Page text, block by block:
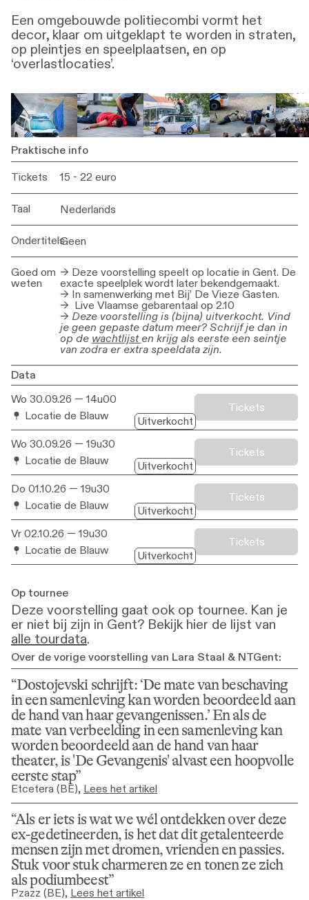
Een omgebouwde politiecombi vormt het
decor, klaar om uitgeklapt te worden in straten,
op pleintjes en speelplaatsen, en op
‘overlastlocaties’.
Praktische info
Tickets 15 - 22 euro
Taal Nederlands
OndertitelsGeen
Goed om
weten
→ Deze voorstelling speelt op locatie in Gent. De
exacte speelplek wordt later bekendgemaakt.
→ In samenwerking met Bij’ De Vieze Gasten.
→ Live Vlaamse gebarentaal op 2.10
→ Deze voorstelling is (bijna) uitverkocht. Vind
je geen gepaste datum meer? Schrijf je dan in
op de wachtlijst en krijg als eerste een seintje
van zodra er extra speeldata zijn.
Data
Wo 30.09.26 — 14u00
Locatie de Blauw
Uitverkocht
Tickets
Wo 30.09.26 — 19u30
Locatie de Blauw
Uitverkocht
Tickets
Do 01.10.26 — 19u30
Locatie de Blauw
Uitverkocht
Tickets
Vr 02.10.26 — 19u30
Locatie de Blauw
Uitverkocht
Tickets
Op tournee
Deze voorstelling gaat ook op tournee. Kan je
er niet bij zijn in Gent? Bekijk hier de lijst van
alle tourdata.
Over de vorige voorstelling van Lara Staal & NTGent:
Dostojevski schrijft: ‘De mate van beschaving
in een samenleving kan worden beoordeeld aan
de hand van haar gevangenissen.’ En als de
mate van verbeelding in een samenleving kan
worden beoordeeld aan de hand van haar
theater, is 'De Gevangenis' alvast een hoopvolle
eerste stap
Etcetera (BE), Lees het artikel
Als er iets is wat we wél ontdekken over deze
ex-gedetineerden, is het dat dit getalenteerde
mensen zijn met dromen, vrienden en passies.
Stuk voor stuk charmeren ze en tonen ze zich
als podiumbeest
Pzazz (BE), Lees het artikel